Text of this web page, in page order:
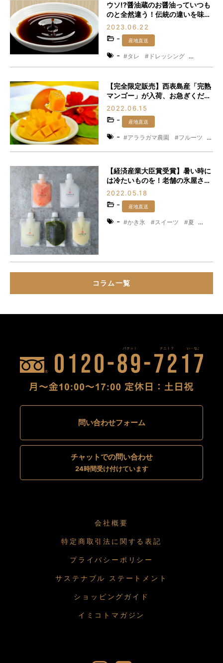
ウソ!?醤油蔵のお醤油っていつも
のと全然違う！伝統の違いを味わ
ってみてください♪
2023.06.22
- 産地直送
- タレ
ドレッシング
三重県
国産丸大豆
福岡醤油店
【完全限定販売】西表島産「完熟
マンゴー」が入荷、お急ぎくださ
い！
2022.06.15
- 産地直送
- アララガマ農園
フルーツ
【経済産業大臣賞受賞】暑い時に
は冷たいものを！老舗の氷屋さん
がつくる「飲めるかき氷」がこの
夏の話題をさらう!?
2022.05.18
- 産地直送
- かき氷 スイーツ
夏
コラム一覧
会社概要
特定商取引法に関する表記
プライバシーポリシー
サステナブル ステートメント
ショッピングガイド
イミコトマガジン
問い合わせフォーム
チャットでの問い合わせ
24時間受け付けています